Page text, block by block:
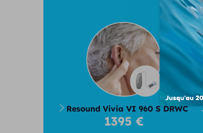
Resound Vivia VI 960 S DRWC
1395 €